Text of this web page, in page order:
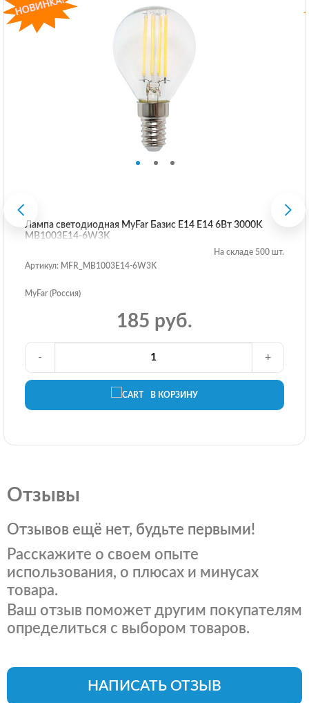
Лампа светодиодная MyFar Базис E14 E14 6Вт 3000K
MB1003E14-6W3K
На складе 500 шт.
Артикул: MFR_MB1003E14-6W3K
MyFar (Россия)
185 руб.
В КОРЗИНУ
- +
Отзывы
Отзывов ещё нет, будьте первыми!
Расскажите о своем опыте
использования, о плюсах и минусах
товара.
Ваш отзыв поможет другим покупателям
определиться с выбором товаров.
НАПИСАТЬ ОТЗЫВ